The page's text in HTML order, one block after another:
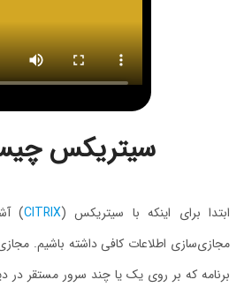
سیتریکس
ابتدا برای اینکه با سیتریکس (CITRIX
)
مجازی‌سازی اطلاعات کافی داشته باشیم.
برنامه که بر روی یک یا چند سرور مستقر در